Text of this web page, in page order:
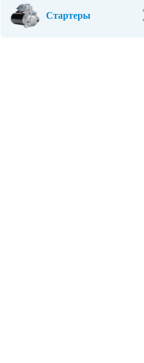
Стартеры